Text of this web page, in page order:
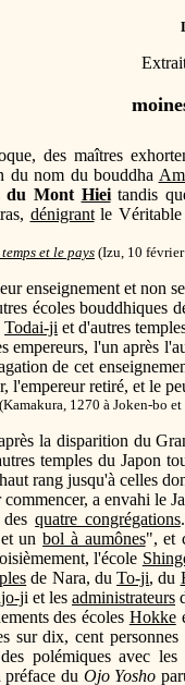
des maîtres
du nom du bouddha
du Mont Hieitandis
dénigrantle
et le pays(Izu, 10
enseignement et non
écoles bouddhiques
Todai-ji et d'autres
empereurs, l'un après
de cet
l'empereur retiré, et le
(Kamakura, 1270 à Joken-bo
la disparition du
temples du Japon
rang jusqu'à celles
commencer, a envahi le
desquatre congrégations
unbol à aumônes", et
l'école
de Nara, duTo-ji, du
ji et les administrateurs
des écoles Hokke
sur dix, cent
polémiques avec les
du Ojo Yosho